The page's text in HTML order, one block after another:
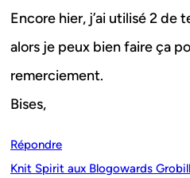
Encore hier, j’ai utilisé 2 de
alors je peux bien faire ça
remerciement.
Bises,
Répondre
Knit Spirit aux Blogowards